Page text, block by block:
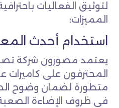
لتوثيق الفعاليات
المميزات:
استخدام أحدث
يعتمد مصورون شركة
المحترفون على كاميرات
متطورة لضمان وضوح
في ظروف الإضاءة